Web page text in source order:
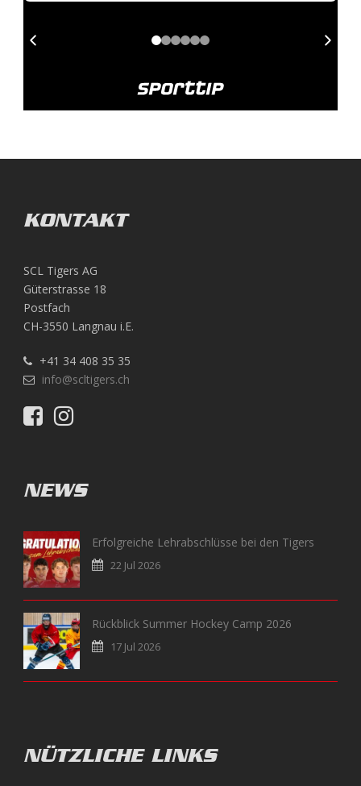
KONTAKT
SCL Tigers AG
Güterstrasse 18
Postfach
CH-3550 Langnau i.E.
+41 34 408 35 35
info@scltigers.ch
NEWS
Erfolgreiche Lehrabschlüsse bei den Tigers
22 Jul 2026
Rückblick Summer Hockey Camp 2026
17 Jul 2026
NÜTZLICHE LINKS